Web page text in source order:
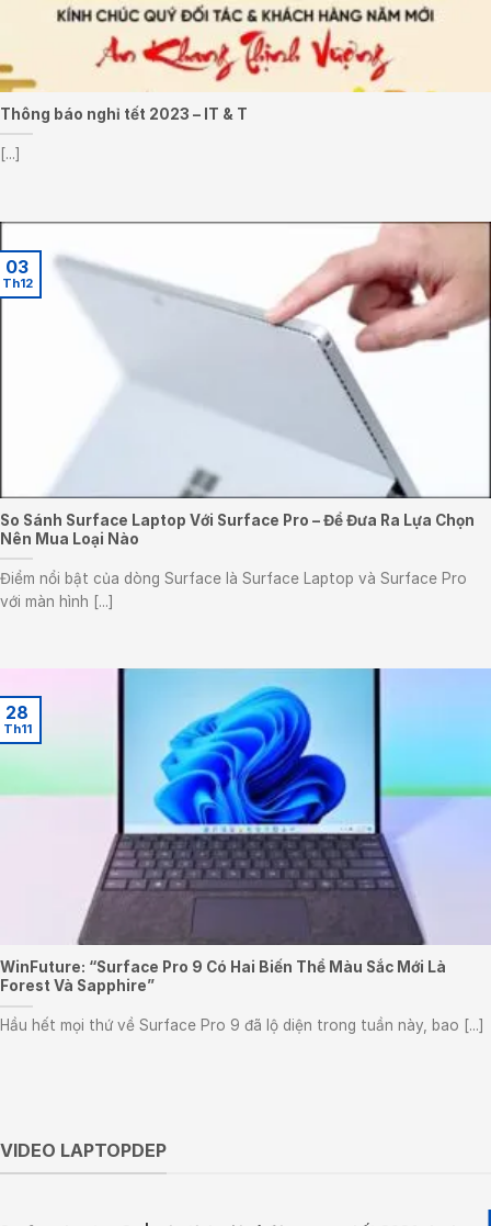
Thông báo nghỉ tết 2023 – IT & T
[...]
So Sánh Surface Laptop Với Surface Pro – Để Đưa Ra Lựa Chọn
Nên Mua Loại Nào
Điểm nổi bật của dòng Surface là Surface Laptop và Surface Pro
với màn hình [...]
03
Th12
WinFuture: “Surface Pro 9 Có Hai Biến Thể Màu Sắc Mới Là
Forest Và Sapphire”
Hầu hết mọi thứ về Surface Pro 9 đã lộ diện trong tuần này, bao [...]
28
Th11
VIDEO LAPTOPDEP